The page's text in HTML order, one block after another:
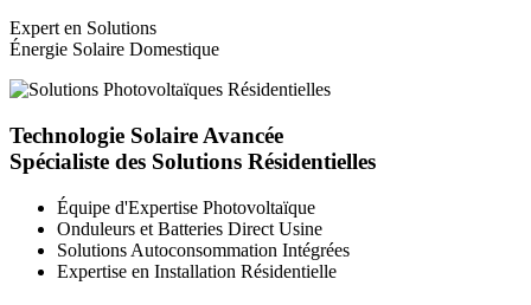
Expert en Solutions
Énergie Solaire Domestique
Technologie Solaire Avancée
Spécialiste des Solutions Résidentielles
Équipe d'Expertise Photovoltaïque
Onduleurs et Batteries Direct Usine
Solutions Autoconsommation Intégrées
Expertise en Installation Résidentielle